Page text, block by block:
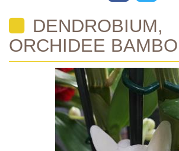
DENDROBIUM,
ORCHIDEE